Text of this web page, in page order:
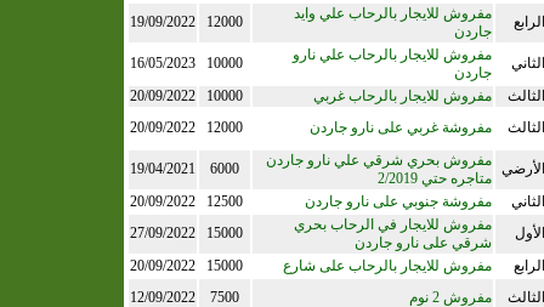
الرابع
مفروش للايجار بالرحاب علي وايد
جاردن
12000
19/09/2022
الثاني
مفروش للايجار بالرحاب علي نارو
جاردن
10000
16/05/2023
الثالث
مفروش للايجار بالرحاب غربي 10000
20/09/2022
الثالث
مفروشة غربي على نارو جاردن 12000
20/09/2022
الأرضي
مفروش بحري شرقي علي نارو جاردن
متاجره حتي 2/2019
6000
19/04/2021
الثاني
مفروشة جنوبي على نارو جاردن 12500
20/09/2022
الأول
مفروش للايجار في الرحاب بحري
شرقي على نارو جاردن
15000
27/09/2022
الرابع
مفروش للايجار بالرحاب على شارع 15000
20/09/2022
الثالث
مفروش 2 نوم 7500
12/09/2022